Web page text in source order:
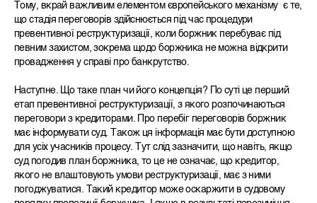
Тому, вкрай важливим елементом європейського механізму є те,
що стадія переговорів здійснюється під час процедури
превентивної реструктуризації, коли боржник перебуває під
певним захистом, зокрема щодо боржника не можна відкрити
провадження у справі про банкрутство.
Наступне. Що таке план чи його концепція?
По суті це перший
етап превентивної реструктуризації, з якого розпочинаються
переговори з кредиторами. Про перебіг переговорів боржник
має інформувати суд. Також ця інформація має бути доступною
для усіх учасників процесу. Тут слід зазначити, що навіть, якщо
суд погодив план боржника, то це не означає, що кредитор,
якого не влаштовують умови реструктуризації, має з ними
погоджуватися. Такий кредитор може оскаржити в судовому